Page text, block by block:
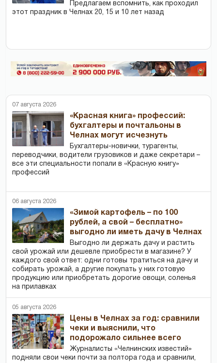
Предлагаем вспомнить, как проходил
этот праздник в Челнах 20, 15 и 10 лет назад
07 августа 2026
«Красная книга» профессий:
бухгалтеры и почтальоны в
Челнах могут исчезнуть
Бухгалтеры-новички, тур­агенты,
переводчики, водители грузовиков и даже секретари –
все эти специальности попали в «Красную книгу»
профессий
06 августа 2026
«Зимой картофель – по 100
рублей, а свой – бесплатно»
выгодно ли иметь дачу в Челнах
Выгодно ли держать дачу и растить
свой урожай или дешевле приобрести в магазине? У
каждого свой ответ: одни готовы тратиться на дачу и
собирать урожай, а другие покупать у них готовую
продукцию или приобретать дорогие овощи, соленья
на прилавках
05 августа 2026
Цены в Челнах за год: сравнили
чеки и выяснили, что
подорожало сильнее всего
Журналисты «Челнинских известий»
подняли свои чеки почти за полтора года и сравнили,